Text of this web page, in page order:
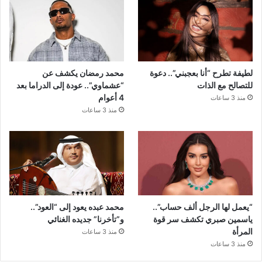
لطيفة تطرح “أنا بعجبني”.. دعوة
للتصالح مع الذات
منذ 3 ساعات
محمد رمضان يكشف عن
“عشماوي”.. عودة إلى الدراما بعد
4 أعوام
منذ 3 ساعات
“يعمل لها الرجل ألف حساب”..
ياسمين صبري تكشف سر قوة
المرأة
منذ 3 ساعات
محمد عبده يعود إلى “العود”..
و”تأخرنا” جديده الغنائي
منذ 3 ساعات